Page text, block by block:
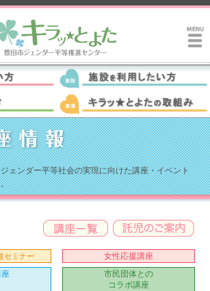
ェンダー平等社会の実現に向けた講座・イベント
セミナー
女性応援講座
座
市民団体との
コラボ講座